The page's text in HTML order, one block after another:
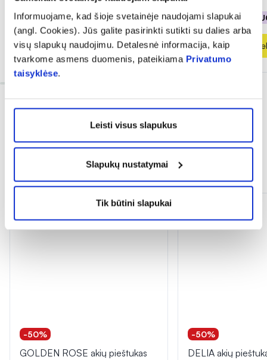
Informuojame, kad šioje svetainėje naudojami slapukai
(angl. Cookies). Jūs galite pasirinkti sutikti su dalies arba
visų slapukų naudojimu. Detalesnė informacija, kaip
tvarkome asmens duomenis, pateikiama Privatumo
taisyklėse.
Leisti visus slapukus
Slapukų nustatymai
Tik būtini slapukai
% PAPILDOMA NUOLAIDA
Į krepšelį
% PAPILDOMA
Į
Dažnai perkama kartu
-50%
GOLDEN ROSE akių pieštukas
-50%
DELIA akių